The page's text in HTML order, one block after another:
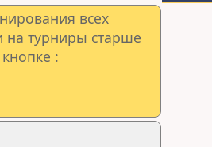
всех
на турниры старше
: